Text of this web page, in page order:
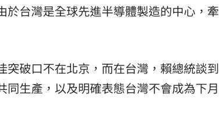
台灣是全球先進半導體製造的中心，牽
破口不在北京，而在台灣，賴總統談到
同生產，以及明確表態台灣不會成為下月